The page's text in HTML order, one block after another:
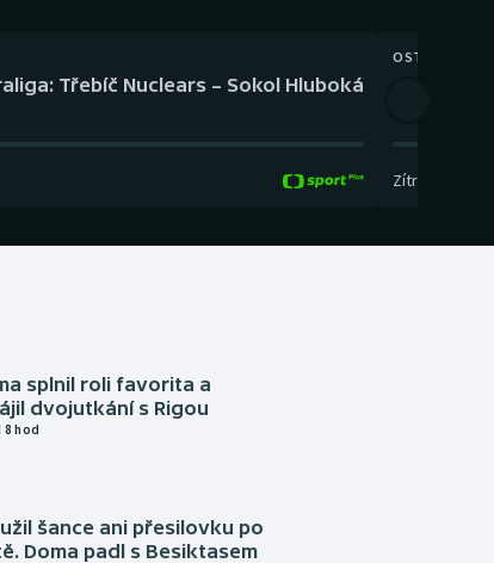
Třebíč Nuclears – Sokol Hluboká
OSTATNÍ
Zítra
splnil roli favorita a
dvojutkání s Rigou
hod
šance ani přesilovku po
Doma padl s Besiktasem